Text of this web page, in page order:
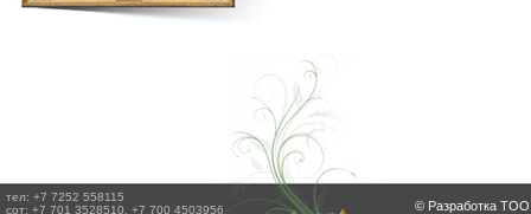
© Разработка ТОО
тел: +7 7252 558115
сот: +7 701 3528510, +7 700 4503956